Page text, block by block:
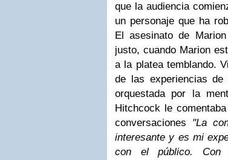
que la audiencia
un personaje que ha
El asesinato de
justo, cuando Marion
a la platea temblando.
de las experiencias de
orquestada por la
Hitchcock le
conversaciones "La
interesante y es mi
con el público. Con